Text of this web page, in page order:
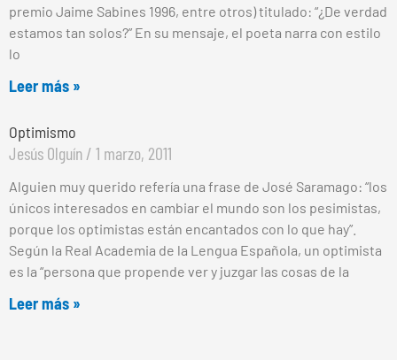
premio Jaime Sabines 1996, entre otros) titulado: “¿De verdad
estamos tan solos?” En su mensaje, el poeta narra con estilo
lo
Leer más »
Optimismo
Jesús Olguín 1 marzo, 2011
Alguien muy querido refería una frase de José Saramago: “los
únicos interesados en cambiar el mundo son los pesimistas,
porque los optimistas están encantados con lo que hay”.
Según la Real Academia de la Lengua Española, un optimista
es la “persona que propende ver y juzgar las cosas de la
Leer más »